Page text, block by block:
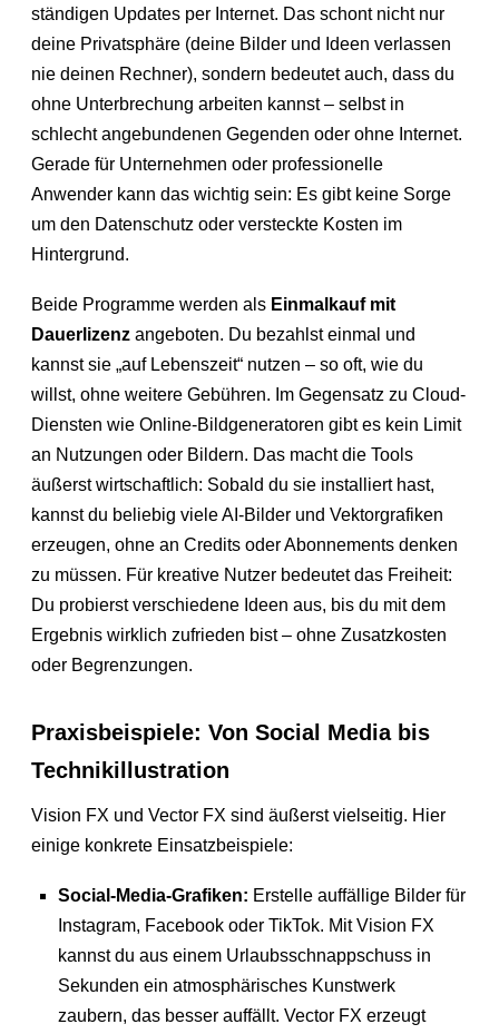
ständigen Updates per Internet. Das schont nicht nur
deine Privatsphäre (deine Bilder und Ideen verlassen
nie deinen Rechner), sondern bedeutet auch, dass du
ohne Unterbrechung arbeiten kannst – selbst in
schlecht angebundenen Gegenden oder ohne Internet.
Gerade für Unternehmen oder professionelle
Anwender kann das wichtig sein: Es gibt keine Sorge
um den Datenschutz oder versteckte Kosten im
Hintergrund.
Beide Programme werden als Einmalkauf mit
Dauerlizenz angeboten. Du bezahlst einmal und
kannst sie „auf Lebenszeit“ nutzen – so oft, wie du
willst, ohne weitere Gebühren. Im Gegensatz zu Cloud-
Diensten wie Online-Bildgeneratoren gibt es kein Limit
an Nutzungen oder Bildern. Das macht die Tools
äußerst wirtschaftlich: Sobald du sie installiert hast,
kannst du beliebig viele AI-Bilder und Vektorgrafiken
erzeugen, ohne an Credits oder Abonnements denken
zu müssen. Für kreative Nutzer bedeutet das Freiheit:
Du probierst verschiedene Ideen aus, bis du mit dem
Ergebnis wirklich zufrieden bist – ohne Zusatzkosten
oder Begrenzungen.
Praxisbeispiele: Von Social Media bis
Technikillustration
Vision FX und Vector FX sind äußerst vielseitig. Hier
einige konkrete Einsatzbeispiele:
Social-Media-Grafiken: Erstelle auffällige Bilder für
Instagram, Facebook oder TikTok. Mit Vision FX
kannst du aus einem Urlaubsschnappschuss in
Sekunden ein atmosphärisches Kunstwerk
zaubern, das besser auffällt. Vector FX erzeugt